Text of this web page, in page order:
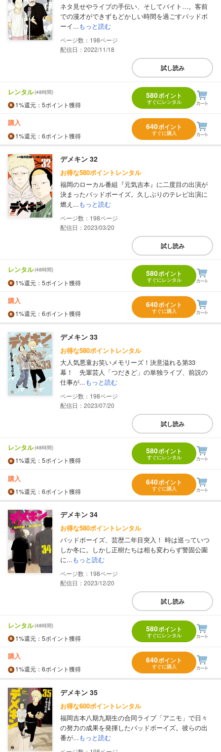
ネタ見せやライブの手伝い、そしてバイト…。客前
での漫才ができずもどかしい時間を過ごすバッドボ
ーイ...もっと読む
198
配信日：2022/11/18
試し読み
レンタル(48時間)
1%還元 ：5ポイント獲得
580ポイント
すぐにレンタル
購入
1%還元 ：6ポイント獲得
640ポイント
すぐに購入
デメキン 32
お得な580ポイントレンタル
福岡のローカル番組『元気吉本』に二度目の出演が
決まったバッドボーイズ。久しぶりのテレビ出演に
燃え...もっと読む
198
配信日：2023/03/20
試し読み
レンタル(48時間)
1%還元 ：5ポイント獲得
580ポイント
すぐにレンタル
購入
1%還元 ：6ポイント獲得
640ポイント
すぐに購入
デメキン 33
お得な580ポイントレンタル
大人気悪童お笑いメモリーズ！決意溢れる第33
幕！ 先輩芸人「つだきど」の単独ライブ、前説の
仕事が...もっと読む
198
配信日：2023/07/20
試し読み
レンタル(48時間)
1%還元 ：5ポイント獲得
580ポイント
すぐにレンタル
購入
1%還元 ：6ポイント獲得
640ポイント
すぐに購入
デメキン 34
お得な580ポイントレンタル
バッドボーイズ、芸歴二年目突入！ 時は巡っていつ
しか冬に。しかし正樹たちは相も変わらず警固公園
に...もっと読む
198
配信日：2023/12/20
試し読み
レンタル(48時間)
1%還元 ：5ポイント獲得
580ポイント
すぐにレンタル
購入
1%還元 ：6ポイント獲得
640ポイント
すぐに購入
デメキン 35
お得な600ポイントレンタル
福岡吉本八期九期生の合同ライブ「アニモ」で日々
の努力の成果を発揮したバッドボーイズ。彼らの出
番が...もっと読む